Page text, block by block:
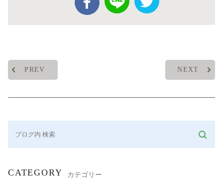
PREV NEXT
CATEGORY カテゴリー